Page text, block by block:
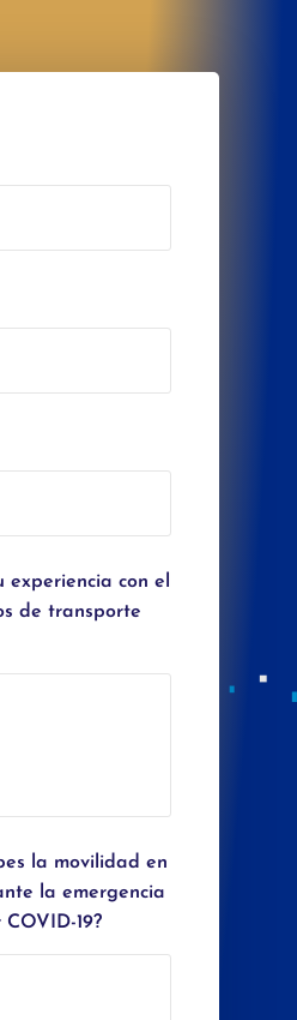
experiencia con el
de transporte
la movilidad en
la emergencia
19?